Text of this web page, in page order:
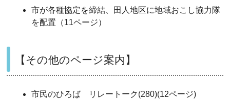
市が各種協定を締結、田人地区に地域おこし協力隊
を配置（11ページ）
【その他のページ案内】
市民のひろば リレートーク(280)(12ページ)